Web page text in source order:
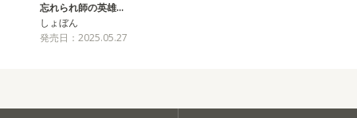
忘れられ師の英雄…
しょぼん
発売日：2025.05.27